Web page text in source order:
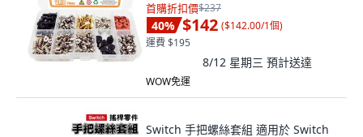
首購折扣價$237
40% $142 ($142.00/1個)
運費 $195
8/12 星期三 預計送達
WOW免運
Switch 手把螺絲套組 適用於 Switch